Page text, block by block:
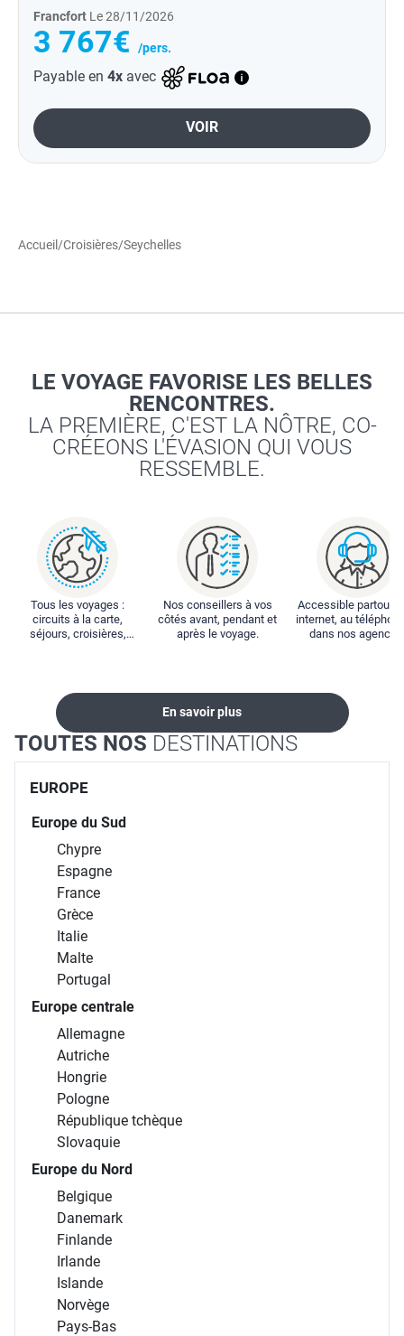
Francfort Le 28/11/2026
3 767€ /pers.
Payable en 4x avec
VOIR
Accueil/Croisières/Seychelles
LE VOYAGE FAVORISE LES BELLES
RENCONTRES.
LA PREMIÈRE, C'EST LA NÔTRE, CO-
CRÉEONS L'ÉVASION QUI VOUS
RESSEMBLE.
Tous les voyages :
circuits à la carte,
séjours, croisières,
Nos conseillers à vos
côtés avant, pendant et
après le voyage.
Accessible partout :
internet, au
dans nos
En savoir plus
TOUTES NOS DESTINATIONS
EUROPE
Europe du Sud
Chypre
Espagne
France
Grèce
Italie
Malte
Portugal
Europe centrale
Allemagne
Autriche
Hongrie
Pologne
République tchèque
Slovaquie
Europe du Nord
Belgique
Danemark
Finlande
Irlande
Islande
Norvège
Pays-Bas